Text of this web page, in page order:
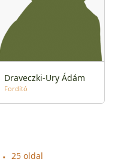
Draveczki-Ury Ádám
Fordító
25 oldal